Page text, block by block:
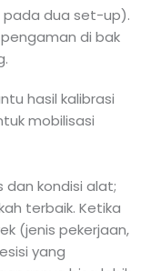
pada dua set-up).
di bak
hasil kalibrasi
mobilisasi
dan kondisi alat;
terbaik. Ketika
(jenis pekerjaan,
yang